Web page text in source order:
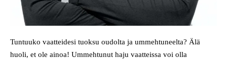
Tuntuuko vaatteidesi tuoksu oudolta ja ummehtuneelta? Älä
huoli, et ole ainoa! Ummehtunut haju vaatteissa voi olla